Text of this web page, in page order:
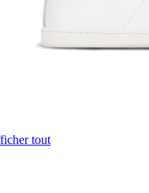
tout